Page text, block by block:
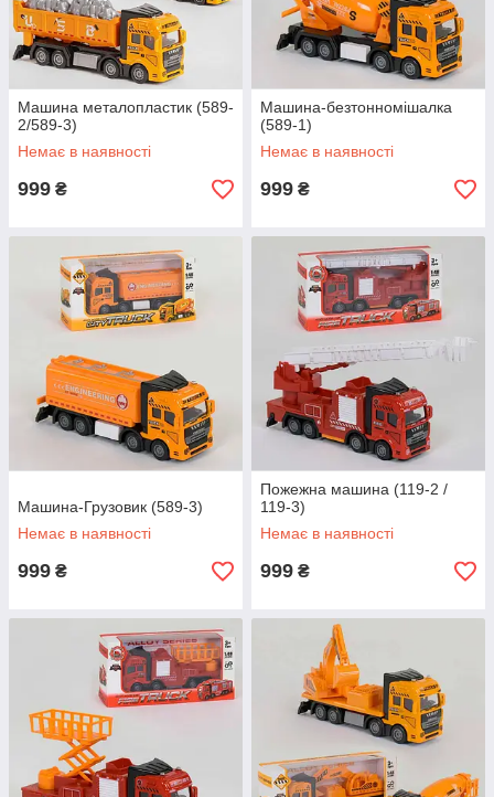
Машина металопластик (589-
2/589-3)
Немає в наявності
999 ₴
Машина-безтонномішалка
(589-1)
Немає в наявності
999 ₴
Машина-Грузовик (589-3)
Немає в наявності
999 ₴
Пожежна машина (119-2 /
119-3)
Немає в наявності
999 ₴